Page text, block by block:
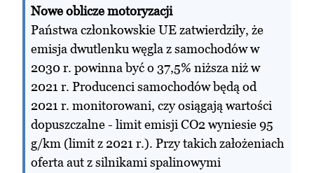
Nowe oblicze motoryzacji
Państwa członkowskie UE zatwierdziły, że
emisja dwutlenku węgla z samochodów w
2030 r. powinna być o 37,5% niższa niż w
2021 r. Producenci samochodów będą od
2021 r. monitorowani, czy osiągają wartości
dopuszczalne - limit emisji CO2 wyniesie 95
g/km (limit z 2021 r.). Przy takich założeniach
oferta aut z silnikami spalinowymi